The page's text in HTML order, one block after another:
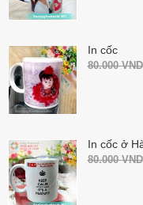
In cốc
80.000VND
In cốc ở
80.000VND